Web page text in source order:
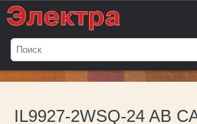
Мой
IL9927-2WSQ-24 AB